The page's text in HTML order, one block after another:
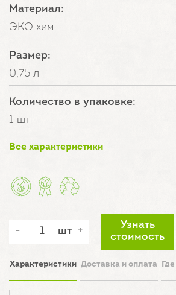
Материал:
ЭКО хим
Размер:
0,75 л
Количество в упаковке:
1 шт
Все характеристики
шт
Узнать
стоимость
Характеристики Доставка и оплата